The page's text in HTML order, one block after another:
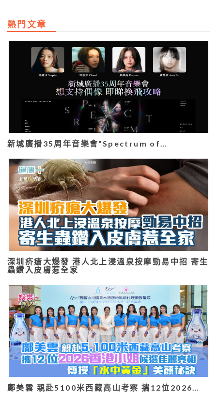
熱門文章
新城廣播35周年音樂會“Spectrum of…
深圳疥瘡大爆發 港人北上浸溫泉按摩勁易中招 寄生
蟲鑽入皮膚惹全家
鄺美雲 親赴5100米西藏高山考察 攜12位2026…